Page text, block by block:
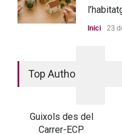
Inici 23
Top Authors
Guixols des del
Carrer-ECP